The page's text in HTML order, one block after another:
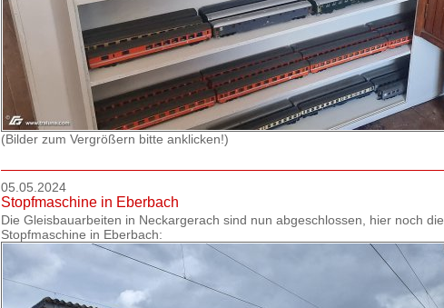
(Bilder zum Vergrößern bitte anklicken!)
05.05.2024
Stopfmaschine in Eberbach
Die Gleisbauarbeiten in Neckargerach sind nun abgeschlossen, hier noch die
Stopfmaschine in Eberbach: